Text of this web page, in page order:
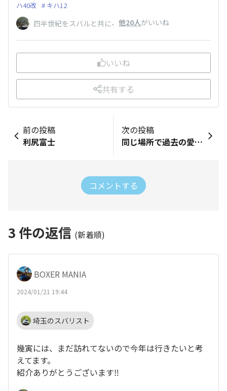
ハ40改
キハ12
四半世紀をスバルと共に、 他20人がいいね
いいね
共有する
前の投稿
利尻富士
次の投稿
同じ場所で過去の愛車と（８）
コメントする
3 件の返信 (新着順)
BOXER MANIA
2024/01/21 19:44
埼玉のスバリスト
幾寅には、まだ訪れてないので今年は行きたいと考
えてます。
紹介ありがとうございます‼️